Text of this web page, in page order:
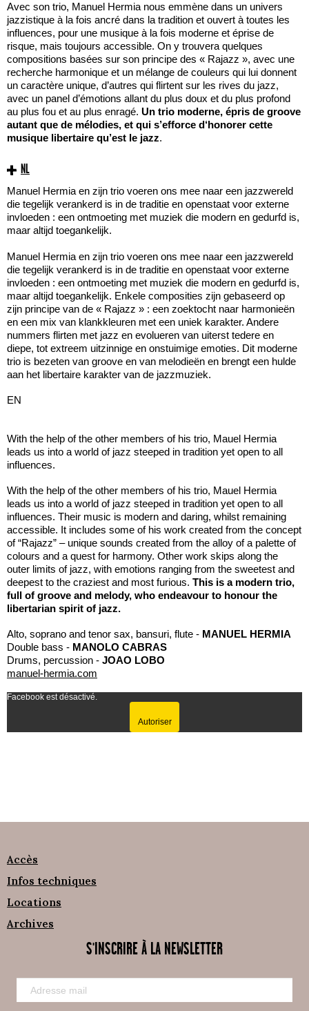
Avec son trio, Manuel Hermia nous emmène dans un univers
jazzistique à la fois ancré dans la tradition et ouvert à toutes les
influences, pour une musique à la fois moderne et éprise de
risque, mais toujours accessible. On y trouvera quelques
compositions basées sur son principe des « Rajazz », avec une
recherche harmonique et un mélange de couleurs qui lui donnent
un caractère unique, d’autres qui flirtent sur les rives du jazz,
avec un panel d’émotions allant du plus doux et du plus profond
au plus fou et au plus enragé. Un trio moderne, épris de groove
autant que de mélodies, et qui s’efforce d‘honorer cette
musique libertaire qu’est le jazz.
NL
Manuel Hermia en zijn trio voeren ons mee naar een jazzwereld
die tegelijk verankerd is in de traditie en openstaat voor externe
invloeden : een ontmoeting met muziek die modern en gedurfd is,
maar altijd toegankelijk.
Manuel Hermia en zijn trio voeren ons mee naar een jazzwereld
die tegelijk verankerd is in de traditie en openstaat voor externe
invloeden : een ontmoeting met muziek die modern en gedurfd is,
maar altijd toegankelijk. Enkele composities zijn gebaseerd op
zijn principe van de « Rajazz » : een zoektocht naar harmonieën
en een mix van klankkleuren met een uniek karakter. Andere
nummers flirten met jazz en evolueren van uiterst tedere en
diepe, tot extreem uitzinnige en onstuimige emoties. Dit moderne
trio is bezeten van groove en van melodieën en brengt een hulde
aan het libertaire karakter van de jazzmuziek.
EN
With the help of the other members of his trio, Mauel Hermia
leads us into a world of jazz steeped in tradition yet open to all
influences.
With the help of the other members of his trio, Mauel Hermia
leads us into a world of jazz steeped in tradition yet open to all
influences. Their music is modern and daring, whilst remaining
accessible. It includes some of his work created from the concept
of “Rajazz” – unique sounds created from the alloy of a palette of
colours and a quest for harmony. Other work skips along the
outer limits of jazz, with emotions ranging from the sweetest and
deepest to the craziest and most furious. This is a modern trio,
full of groove and melody, who endeavour to honour the
libertarian spirit of jazz.
Alto, soprano and tenor sax, bansuri, flute - MANUEL HERMIA
Double bass - MANOLO CABRAS
Drums, percussion - JOAO LOBO
manuel-hermia.com
Facebook est désactivé.
Autoriser
Accès
Infos techniques
Locations
Archives
S'INSCRIRE À LA NEWSLETTER